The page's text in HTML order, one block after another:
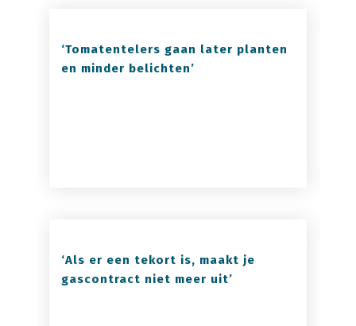
‘Tomatentelers gaan later planten
en minder belichten’
‘Als er een tekort is, maakt je
gascontract niet meer uit’